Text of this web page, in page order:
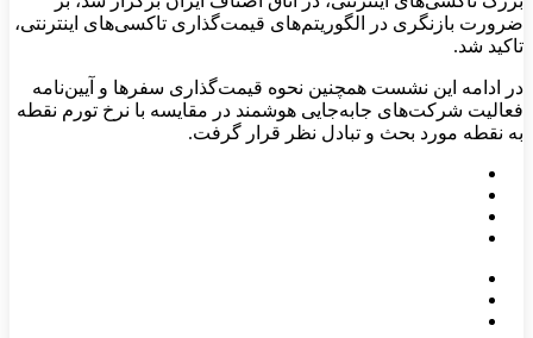
ضرورت بازنگری در الگوریتم‌های قیمت‌گذاری تاکسی‌های اینترنتی،
تاکید شد.
در ادامه این نشست همچنین نحوه قیمت‌گذاری سفرها و آیین‌نامه
فعالیت شرکت‌های جابه‌جایی هوشمند در مقایسه با نرخ تورم نقطه
به نقطه مورد بحث و تبادل نظر قرار گرفت.